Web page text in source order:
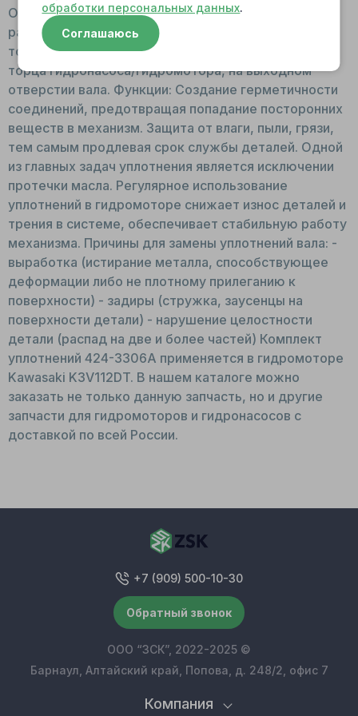
Общий вид: Состоит из набора резиновых колец
разного диаметра. Принцип работы: Являются
торцевыми уплотнителями. Устанавливаются с
торца гидронасоса/гидромотора, на выходном
отверстии вала. Функции: Создание герметичности
соединений, предотвращая попадание посторонних
веществ в механизм. Защита от влаги, пыли, грязи,
тем самым продлевая срок службы деталей. Одной
из главных задач уплотнения является исключении
протечки масла. Регулярное использование
уплотнений в гидромоторе снижает износ деталей и
трения в системе, обеспечивает стабильную работу
механизма. Причины для замены уплотнений вала: -
выработка (истирание металла, способствующее
деформации либо не плотному прилеганию к
поверхности) - задиры (стружка, заусенцы на
поверхности детали) - нарушение целостности
детали (распад на две и более частей) Комплект
уплотнений 424-3306A применяется в гидромоторе
Kawasaki K3V112DT. В нашем каталоге можно
заказать не только данную запчасть, но и другие
запчасти для гидромоторов и гидронасосов с
доставкой по всей России.
Компания
+7 (909) 500-10-30
Обратный звонок
ООО “ЗСК”, 2022-2025 ©
Барнаул, Алтайский край, Попова, д. 248/2, офис 7
обработки персональных данных.
Соглашаюсь